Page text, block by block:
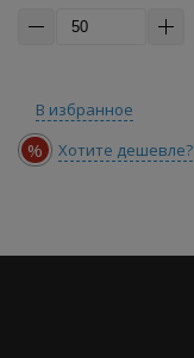
В избранное
% Хотите дешевле?